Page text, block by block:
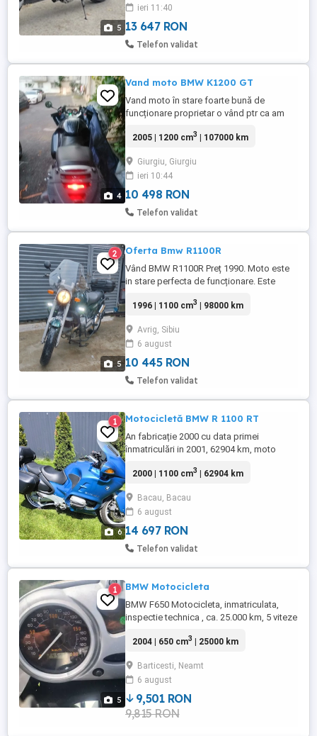
5
ieri 11:40
13 647 RON
Telefon validat
4
Vand moto BMW K1200 GT
Vand moto în stare foarte bună de
funcționare proprietar o vând ptr ca am
tel2005 | 1200 cm3 | 107000 km
Giurgiu, Giurgiu
ieri 10:44
10 498 RON
Telefon validat
5
2 Oferta Bmw R1100R
Vând BMW R1100R Preț 1990. Moto este
in stare perfecta de funcționare. Este
până în la sfârșitul lui 2027. Se vinde cu tot
originale BMW. Schimburile au fost făcute
la sfârșitul lui 2025( am mers cu ea cam
200km ...
1996 | 1100 cm3 | 98000 km
Avrig, Sibiu
6 august
10 445 RON
Telefon validat
6
1 Motocicletă BMW R 1100 RT
An fabricație 2000 cu data primei
înmatriculări in 2001, 62904 km, moto
28.04.2027, anvelope METZELER Roadtec
2025 a pornit în iunie la a doua cheie cu 3
încărcări porniri pe perioada iernii, ulei și
consumabile schimbate pregătită ...
2000 | 1100 cm3 | 62904 km
Bacau, Bacau
6 august
14 697 RON
Telefon validat
5
1 BMW Motocicleta
BMW F650 Motocicleta, inmatriculata,
inspectie technica , ca. 25.000 km, 5 viteze
casca, geaca, pantaloni, brau, disponibile,
sapte, cinci, trei.
2004 | 650 cm3 | 25000 km
Barticesti, Neamt
6 august
9,501 RON
9,815 RON